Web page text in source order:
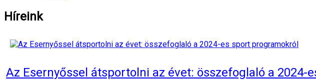
Híreink
Az Esernyőssel átsportolni az évet: összefoglaló a 2024-